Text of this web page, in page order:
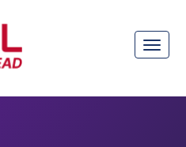
Toggle